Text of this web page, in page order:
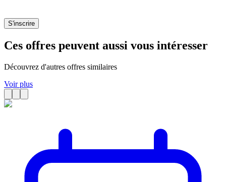
S'inscrire
Ces offres peuvent aussi vous intéresser
Découvrez d'autres offres similaires
Voir plus